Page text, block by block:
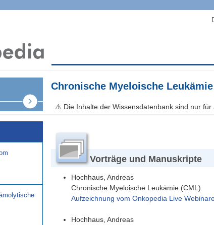
Chronische Myeloische
⚠️ Die Inhalte der Wissensdatenbank sind nur
Vorträge und Manuskripte
Hochhaus, Andreas
Chronische Myeloische Leukämie (CML).
Aufzeichnung vom Onkopedia Live
Hochhaus, Andreas